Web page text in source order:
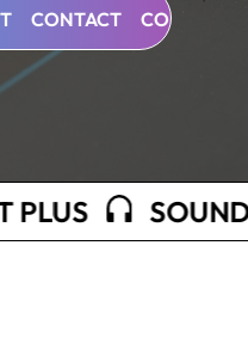
CONTACT
SOUND LIGHT